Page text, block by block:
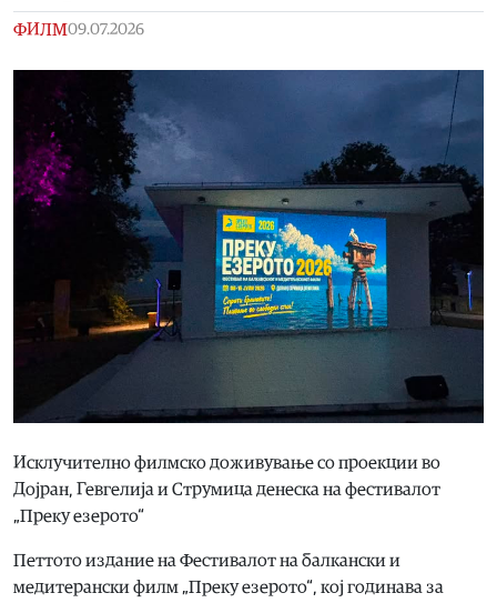
ФИЛМ09.07.2026
Исклучително филмско доживување со проекции во
Дојран, Гевгелија и Струмица денеска на фестивалот
„Преку езерото“
Петтото издание на Фестивалот на балкански и
медитерански филм „Преку езерото“, кој годинава за